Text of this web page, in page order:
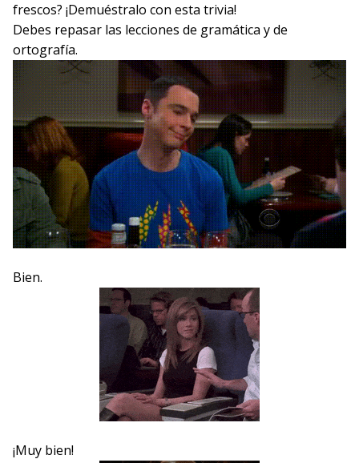
frescos? ¡Demuéstralo con esta trivia!
Debes repasar las lecciones de gramática y de
ortografía.
Bien.
¡Muy bien!